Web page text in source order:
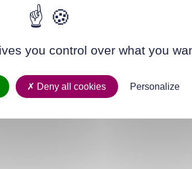
you control over what you
Deny all cookies Personalize